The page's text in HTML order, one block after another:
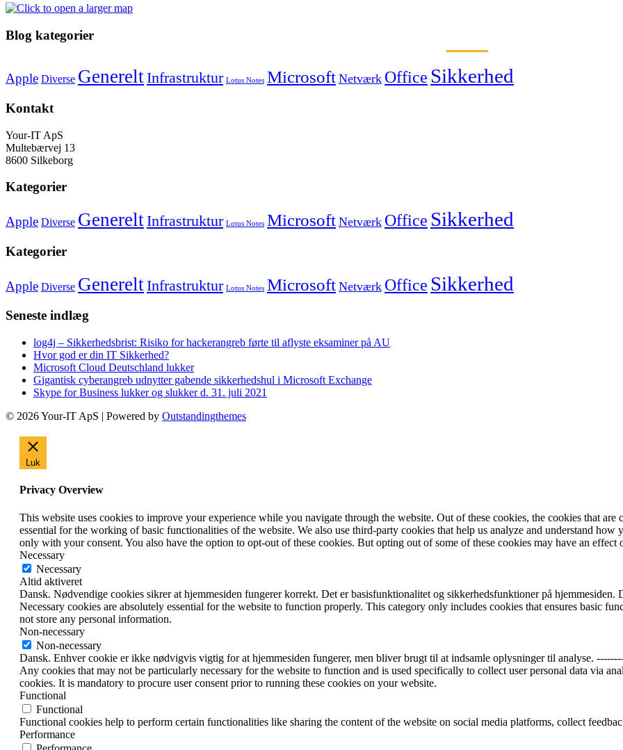
Blog kategorier
Apple Diverse GenereltInfrastruktur Lotus Notes Microsoft Netværk Office Sikkerhed
Kontakt
Your-IT ApS
Multebærvej 13
8600 Silkeborg
Kategorier
Apple Diverse GenereltInfrastruktur Lotus Notes Microsoft Netværk Office Sikkerhed
Kategorier
Apple Diverse GenereltInfrastruktur Lotus Notes Microsoft Netværk Office Sikkerhed
Seneste indlæg
log4j – Sikkerhedsbrist: Risiko for hackerangreb førte til aflyste eksaminer på AU
Hvor god er din IT Sikkerhed?
Microsoft Cloud Deutschland lukker
Gigantisk cyberangreb udnytter gabende sikkerhedshul i Microsoft Exchange
Skype for Business lukker og slukker d. 31. juli 2021
© 2026 Your-IT ApS | Powered by Outstandingthemes
Luk
Privacy Overview
This website uses cookies to improve your experience while you navigate through the website. Out of these cookies, the cookies that are
essential for the working of basic functionalities of the website. We also use third-party cookies that help us analyze and understand
only with your consent. You also have the option to opt-out of these cookies. But opting out of some of these cookies may have an effect
Necessary
Necessary
Altid aktiveret
Dansk. Nødvendige cookies sikrer at hjemmesiden fungerer korrekt. Det er basisfunktionalitet og sikkerhedsfunktioner på
Necessary cookies are absolutely essential for the website to function properly. This category only includes cookies that ensures basic
not store any personal information.
Non-necessary
Non-necessary
Dansk. Enhver cookie er ikke nødvigvis vigtig for at hjemmesiden fungerer, men bliver brugt til at indsamle oplysninger til analyse.
Any cookies that may not be particularly necessary for the website to function and is used specifically to collect user personal data via
cookies. It is mandatory to procure user consent prior to running these cookies on your website.
Functional
Functional
Functional cookies help to perform certain functionalities like sharing the content of the website on social media platforms, collect
Performance